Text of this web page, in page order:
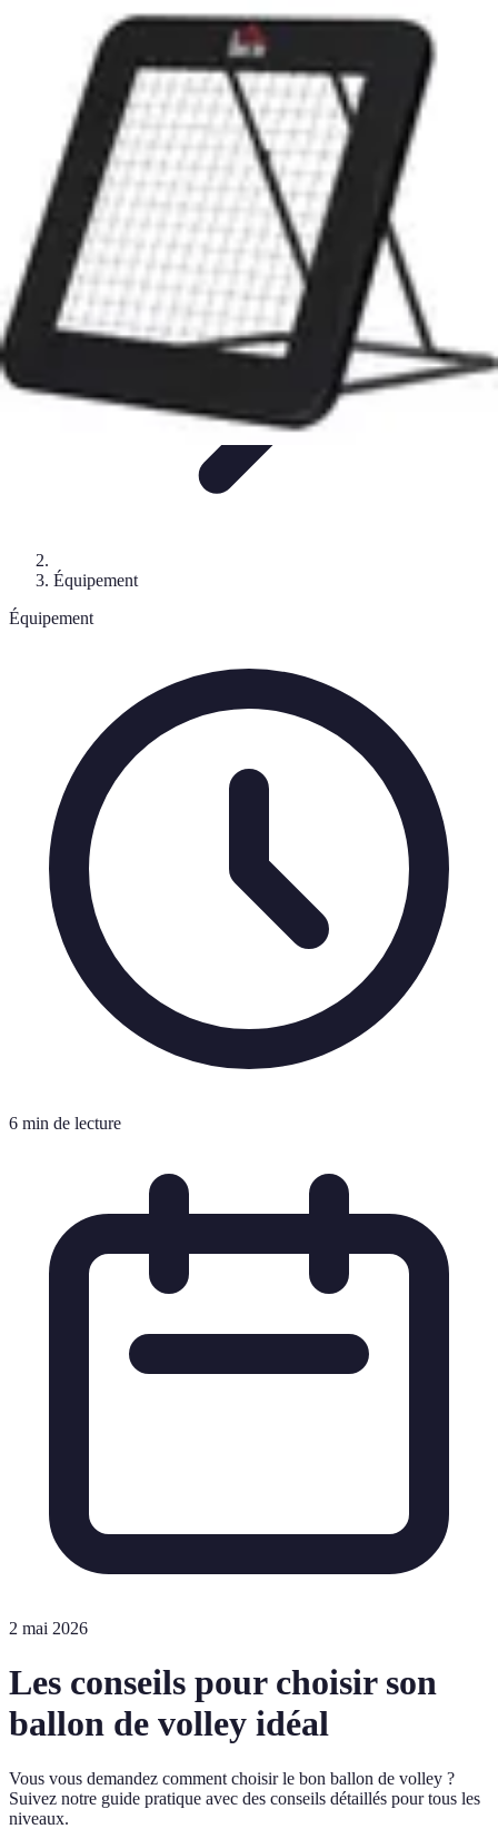
Techniques et Astuces
EntraînementPassion & Engagement Débuter
Entraînement et Coaching
Passion Volley
Équipement
Équipement
6 min de lecture
2 mai 2026
Les conseils pour choisir son
ballon de volley idéal
Vous vous demandez comment choisir le bon ballon de volley ?
Suivez notre guide pratique avec des conseils détaillés pour tous les
niveaux.